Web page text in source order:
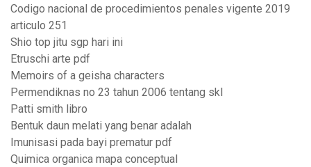
Codigo nacional de procedimientos penales vigente 2019
articulo 251
Shio top jitu sgp hari ini
Etruschi arte pdf
Memoirs of a geisha characters
Permendiknas no 23 tahun 2006 tentang skl
Patti smith libro
Bentuk daun melati yang benar adalah
Imunisasi pada bayi prematur pdf
Quimica organica mapa conceptual